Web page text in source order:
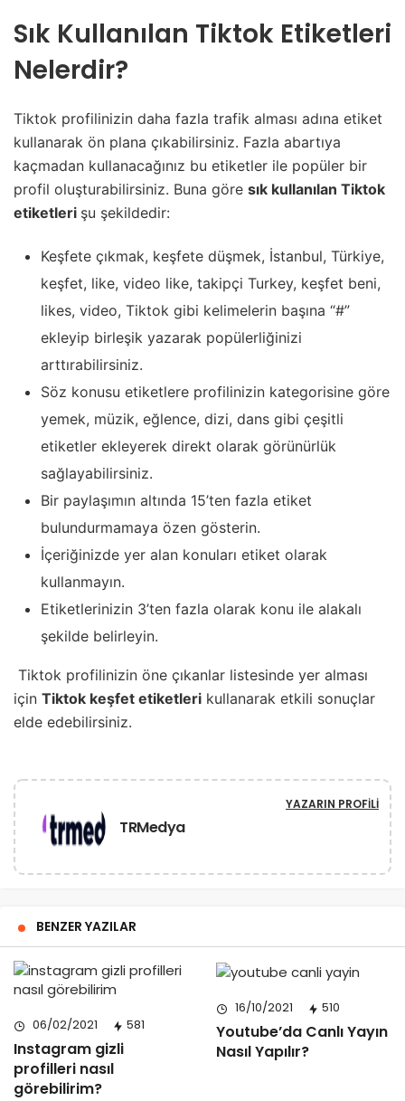
Sık Kullanılan Tiktok Etiketleri
Nelerdir?
Tiktok profilinizin daha fazla trafik alması adına etiket
kullanarak ön plana çıkabilirsiniz. Fazla abartıya
kaçmadan kullanacağınız bu etiketler ile popüler bir
profil oluşturabilirsiniz. Buna göre sık kullanılan Tiktok
etiketleri şu şekildedir:
Keşfete çıkmak, keşfete düşmek, İstanbul, Türkiye,
keşfet, like, video like, takipçi Turkey, keşfet beni,
likes, video, Tiktok gibi kelimelerin başına “#”
ekleyip birleşik yazarak popülerliğinizi
arttırabilirsiniz.
Söz konusu etiketlere profilinizin kategorisine göre
yemek, müzik, eğlence, dizi, dans gibi çeşitli
etiketler ekleyerek direkt olarak görünürlük
sağlayabilirsiniz.
Bir paylaşımın altında 15’ten fazla etiket
bulundurmamaya özen gösterin.
İçeriğinizde yer alan konuları etiket olarak
kullanmayın.
Etiketlerinizin 3’ten fazla olarak konu ile alakalı
şekilde belirleyin.
Tiktok profilinizin öne çıkanlar listesinde yer alması
için Tiktok keşfet etiketleri kullanarak etkili sonuçlar
elde edebilirsiniz.
TRMedya
YAZARIN PROFILI
BENZER YAZILAR
06/02/2021 581
Instagram gizli
profilleri nasıl
görebilirim?
16/10/2021 510
Youtube’da Canlı Yayın
Nasıl Yapılır?